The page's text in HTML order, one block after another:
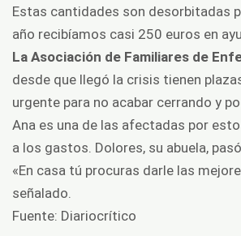
Estas cantidades son desorbitadas
año recibíamos casi 250 euros en
La Asociación de Familiares de
desde que llegó la crisis tienen
urgente para no acabar cerrando y
Ana es una de las afectadas por
a los gastos. Dolores, su abuela,
«En casa tú procuras darle las
señalado.
Fuente: Diariocrítico